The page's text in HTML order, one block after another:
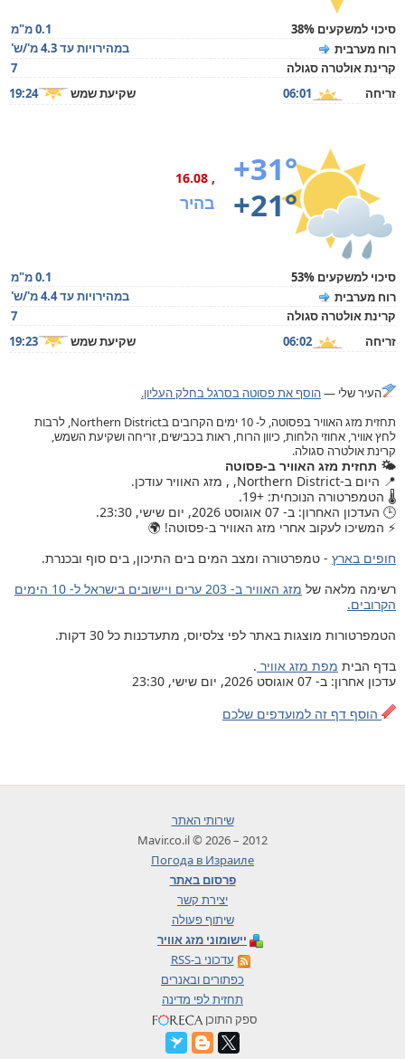
סיכוי למשקעים 38%
0.1 מ"מ
רוח מערבית
במהירויות עד 4.3 מ'/ש'
קרינת אולטרה סגולה
7
זריחה
06:01 שקיעת שמש 19:24
+31°
+21°
, 16.08
בהיר
סיכוי למשקעים 53%
0.1 מ"מ
רוח מערבית
במהירויות עד 4.4 מ'/ש'
קרינת אולטרה סגולה
7
זריחה
06:02 שקיעת שמש 19:23
העיר שלי —הוסף את פסוטה בסרגל בחלק העליון.
תחזית מזג האוויר בפסוטה, ל- 10 ימים הקרובים בNorthern District, לרבות
לחץ אוויר, אחוזי הלחות, כיוון הרוח, ראות בכבישים, זריחה ושקיעת השמש,
קרינת אולטרה סגולה.
🌤️ תחזית מזג האוויר ב-פסוטה
📍 היום ב-Northern District, , מזג האוויר עודכן.
🌡️ הטמפרטורה הנוכחית: +19.
🕒 העדכון האחרון: ב- 07 אוגוסט 2026, יום שישי, 23:30.
⚡ המשיכו לעקוב אחרי מזג האוויר ב-פסוטה! 🌍
חופים בארץ - טמפרטורה ומצב המים בים התיכון, בים סוף ובכנרת.
רשימה מלאה של
מזג האוויר ב- 203 ערים ויישובים בישראל ל- 10 הימים
הקרובים.
הטמפרטורות מוצגות באתר לפי צלסיוס, מתעדכנות כל 30 דקות.
בדף הבית מפת מזג אוויר .
עדכון אחרון: ב- 07 אוגוסט 2026, יום שישי, 23:30
הוסף דף זה למועדפים שלכם
שירותי האתר
2012 – 2026 © Mavir.co.il
Погода в Израиле
פרסום באתר
יצירת קשר
שיתוף פעולה
יישומוני מזג אוויר
עדכוני ב-RSS
כפתורים ובאנרים
תחזית לפי מדינה
ספק התוכן